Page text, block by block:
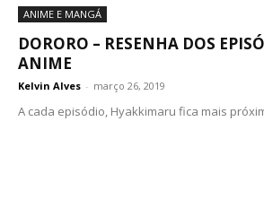
ANIME E MANGÁ
DORORO – RESENHA DOS
ANIME
Kelvin Alves - março 26, 2019
A cada episódio, Hyakkimaru fica mais